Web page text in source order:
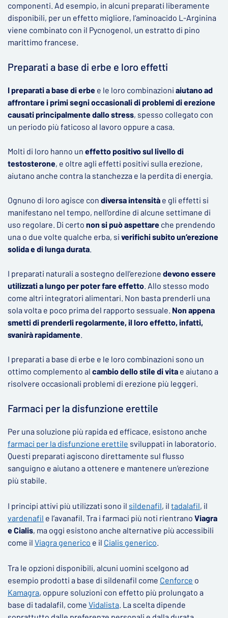
componenti. Ad esempio, in alcuni preparati liberamente
disponibili, per un effetto migliore, l’aminoacido L-Arginina
viene combinato con il Pycnogenol, un estratto di pino
marittimo francese.
Preparati a base di erbe e loro effetti
I preparati a base di erbe e le loro combinazioni aiutano ad
affrontarei primi segni occasionali di problemi di erezione
causati principalmente dallo stress, spesso collegato con
un periodo più faticoso al lavoro oppure a casa.
Molti di loro hanno un effetto positivo sul livello di
testosterone, e oltre agli effetti positivi sulla erezione,
aiutano anche contra la stanchezza e la perdita di energia.
Ognuno di loro agisce con diversa intensità e gli effetti si
manifestano nel tempo, nell’ordine di alcune settimane di
uso regolare. Di certo non si può aspettare che prendendo
una o due volte qualche erba, si verifichi subito un’erezione
solida e di lunga durata.
I preparati naturali a sostegno dell’erezione devono essere
utilizzati a lungo per poter fare effetto. Allo stesso modo
come altri integratori alimentari. Non basta prenderli una
sola volta e poco prima del rapporto sessuale. Non appena
smetti di prenderli regolarmente, il loro effetto, infatti,
svanirà rapidamente.
I preparati a base di erbe e le loro combinazioni sono un
ottimo complemento al cambio dello stile di vita e aiutano a
risolvere occasionali problemi di erezione più leggeri.
Farmaci per la disfunzione erettile
Per una soluzione più rapida ed efficace, esistono anche
farmaci per la disfunzione erettile sviluppati in laboratorio.
Questi preparati agiscono direttamente sul flusso
sanguigno e aiutano a ottenere e mantenere un’erezione
più stabile.
I principi attivi più utilizzati sono il sildenafil, il tadalafil, il
vardenafil e l’avanafil. Tra i farmaci più noti rientrano Viagra
e Cialis, ma oggi esistono anche alternative più accessibili
come il Viagra generico e il Cialis generico.
Tra le opzioni disponibili, alcuni uomini scelgono ad
esempio prodotti a base di sildenafil come Cenforce o
Kamagra, oppure soluzioni con effetto più prolungato a
base di tadalafil, come Vidalista. La scelta dipende